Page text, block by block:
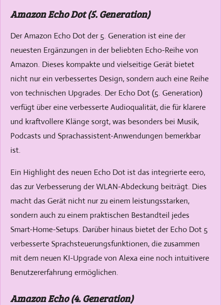
Amazon Echo Dot (5. Generation)
Der Amazon Echo Dot der 5. Generation ist eine der
neuesten Ergänzungen in der beliebten Echo-Reihe von
Amazon. Dieses kompakte und vielseitige Gerät bietet
nicht nur ein verbessertes Design, sondern auch eine Reihe
von technischen Upgrades. Der Echo Dot (5. Generation)
verfügt über eine verbesserte Audioqualität, die für klarere
und kraftvollere Klänge sorgt, was besonders bei Musik,
Podcasts und Sprachassistent-Anwendungen bemerkbar
ist.
Ein Highlight des neuen Echo Dot ist das integrierte eero,
das zur Verbesserung der WLAN-Abdeckung beiträgt. Dies
macht das Gerät nicht nur zu einem leistungsstarken,
sondern auch zu einem praktischen Bestandteil jedes
Smart-Home-Setups. Darüber hinaus bietet der Echo Dot 5
verbesserte Sprachsteuerungsfunktionen, die zusammen
mit dem neuen KI-Upgrade von Alexa eine noch intuitivere
Benutzererfahrung ermöglichen.
Amazon Echo (4. Generation)